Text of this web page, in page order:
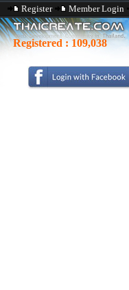
Register Member Login
Registered : 109,038